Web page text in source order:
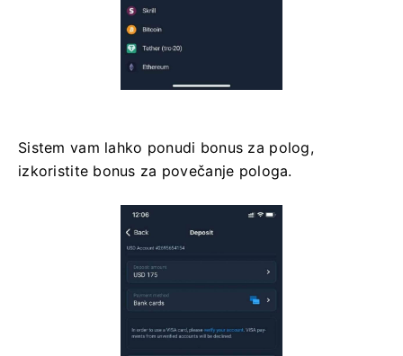
Sistem vam lahko ponudi bonus za polog,
izkoristite bonus za povečanje pologa.